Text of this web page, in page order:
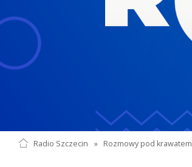
Radio Szczecin » Rozmowy pod krawatem